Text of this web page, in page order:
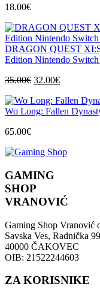
18.00€
DRAGON QUEST
Edition Nintendo Switch
35.00€ Izvorna
bila
je:
32.00€Trenutna
je:
32.00€.
Wo Long: Fallen
65.00€
GAMING
SHOP
VRANOVIĆ
Gaming Shop Vranović
Savska Ves, Radnička 99
40000 ČAKOVEC
OIB: 21522244603
ZA KORISNIKE